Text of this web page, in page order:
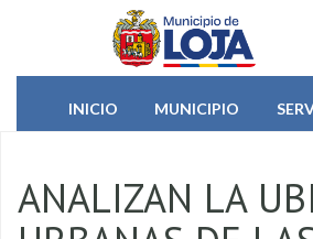
Pasar al contenido principal
INICIO
MUNICIPIO
ANALIZAN LA